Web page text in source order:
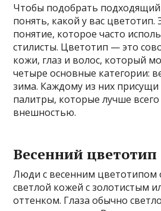
Чтобы подобрать
понять, какой у вас цветотип.
понятие, которое часто
стилисты. Цветотип — это
кожи, глаз и волос, который
четыре основные категории:
зима. Каждому из них присущи
палитры, которые лучше
внешностью.
Весенний цветотип
Люди с весенним цветотипом
светлой кожей с золотистым
оттенком. Глаза обычно